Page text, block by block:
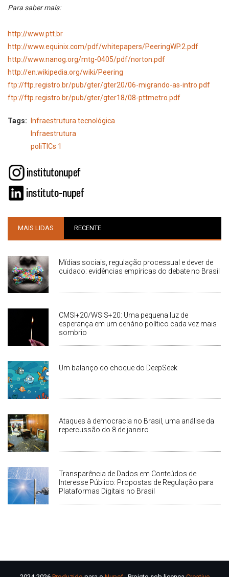
Para saber mais:
http://www.ptt.br
http://www.equinix.com/pdf/whitepapers/PeeringWP.2.pdf
http://www.nanog.org/mtg-0405/pdf/norton.pdf
http://en.wikipedia.org/wiki/Peering
ftp://ftp.registro.br/pub/gter/gter20/06-migrando-as-intro.pdf
ftp://ftp.registro.br/pub/gter/gter18/08-pttmetro.pdf
Tags
Infraestrutura tecnológica
Infraestrutura
poliTICs 1
MAIS LIDAS RECENTE
Mídias sociais, regulação processual e dever de
cuidado: evidências empíricas do debate no Brasil
CMSI+20/WSIS+20: Uma pequena luz de
esperança em um cenário político cada vez mais
sombrio
Um balanço do choque do DeepSeek
Ataques à democracia no Brasil, uma análise da
repercussão do 8 de janeiro
Transparência de Dados em Conteúdos de
Interesse Público: Propostas de Regulação para
Plataformas Digitais no Brasil